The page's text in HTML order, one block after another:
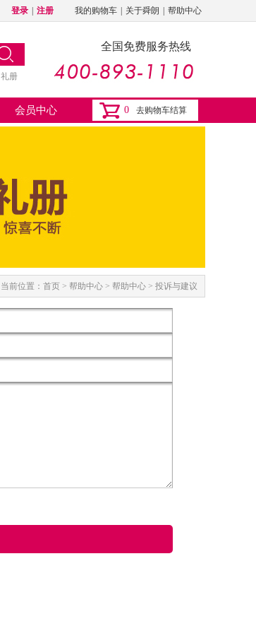
登录 注册 我的购物车 关于舜朗 帮助中心
全国免费服务热线
礼册
会员中心 0 去购物车结算
当前位置： 首页 > 帮助中心 > 帮助中心 > 投诉与建议